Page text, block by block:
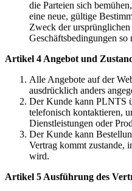
die Parteien sich
eine neue, gültige
Zweck der
Geschäftsbedingungen
Artikel 4 Angebot und
Alle Angebote auf der
ausdrücklich anders
Der Kunde kann PLNTS
telefonisch kontaktieren,
Dienstleistungen oder
Der Kunde kann
Vertrag kommt zustande,
wird.
Artikel 5 Ausführung des